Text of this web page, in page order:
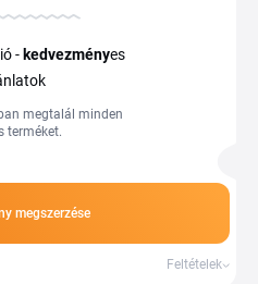
- kedvezményes
megtalál minden
terméket.
megszerzése
Feltételek